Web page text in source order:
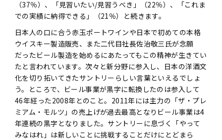
（37％）、「見習いたい/見習うべき」（22％）、「これま
での実績に納得できる」（21％）と続きます。
日本人の口に合う赤玉ポートワインや日本で初めての本格
ウイスキー製造販売、また二代目社長佐治敬三氏が念願
だったビール製造を始めるにあたってもこの精神が生きてい
たと言われています。次々と新分野に参入し、日本の洋酒文
化を切り拓いてきたサントリーらしい言葉といえるでしょ
う。ところで、ビール事業が黒字に転換したのは参入して
46年経った2008年とのこと。2011年には主力の「ザ・プレ
ミアム・モルツ」の売上げが過去最高となりビール事業は4
年連続の黒字となりました。サントリーに息づく「やって
みなはれ」は新しいことに挑戦することだけにとどまら